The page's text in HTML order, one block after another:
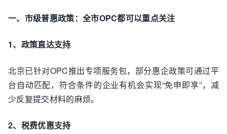
一、市级普惠政策：全市OPC都可以重点关注
1、政策直达支持
北京已针对OPC推出专项服务包，部分惠企政策可通过平
台自动匹配，符合条件的企业有机会实现“免申即享”，减
少反复提交材料的麻烦。
2、税费优惠支持